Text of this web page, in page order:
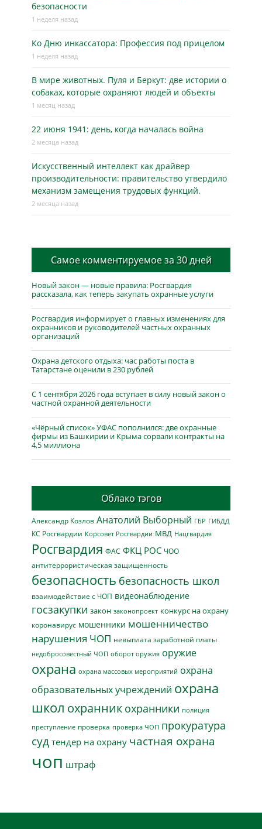
безопасности
1 неделя назад
Ко Дню инкассатора: Профессия под прицелом
1 неделя назад
В мире животных. Пуля и Беркут: две истории о
собаках, которые охраняют людей и объекты
1 месяц назад
22 июня 1941: день, когда началась война
2 месяца назад
Искусственный интеллект как драйвер
производительности: правительство утвердило
механизм замещения трудовых функций.
2 месяца назад
Самое комментируемое за 30 дней
Новый закон — новые правила: Росгвардия
рассказала, как теперь закупать охранные услуги
Росгвардия информирует о главных изменениях для
охранников и руководителей частных охранных
организаций
Охрана детского отдыха: час работы поста в
Татарстане оценили в 230 рублей
С 1 сентября 2026 года вступает в силу новый закон о
частной охранной деятельности
«Чёрный список» УФАС пополнился: две охранные
фирмы из Башкирии и Крыма сорвали контракты на
4,5 миллиона
Облако тэгов
Александр Козлов Анатолий Выборный ГБР ГИБДД
КС Росгвардии Корсовет Росгвардии МВД Нацгвардия
Росгвардия ФАС ФКЦ РОС ЧОО
антитеррористическая защищенность
безопасность безопасность школ
взаимодействие с ЧОП видеонаблюдение
госзакупки закон законопроект конкурс на охрану
коронавирус мошенники мошенничество
нарушения ЧОП невыплата заработной платы
недобросовестный ЧОП оборот оружия оружие
охрана охрана массовых мероприятий охрана
образовательных учреждений охрана
школ охранник охранники полиция
преступление проверка проверка ЧОП прокуратура
суд тендер на охрану частная охрана
чоп штраф